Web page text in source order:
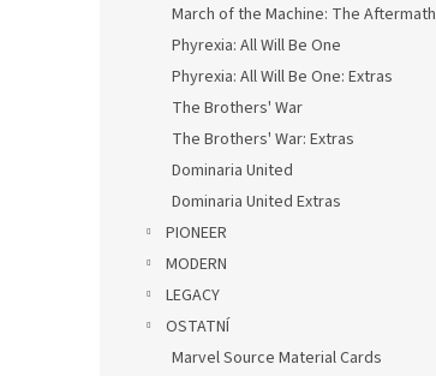
March of the Machine: The Aftermath
Phyrexia: All Will Be One
Phyrexia: All Will Be One: Extras
The Brothers' War
The Brothers' War: Extras
Dominaria United
Dominaria United Extras
PIONEER
MODERN
LEGACY
OSTATNÍ
Marvel Source Material Cards